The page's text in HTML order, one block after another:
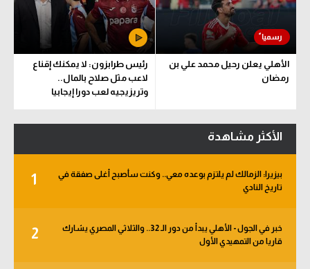
الأهلي يعلن رحيل محمد علي بن
رمضان
رئيس طرابزون: لا يمكنك إقناع
لاعب مثل صلاح بالمال..
وتريزيجيه لعب دورا إيجابيا
الأكثر مشاهدة
1
بيزيرا: الزمالك لم يلتزم بوعده معي.. وكنت سأصبح أغلى صفقة في
تاريخ النادي
2
خبر في الجول - الأهلي يبدأ من دور الـ 32.. والثلاثي المصري يشارك
قاريا من التمهيدي الأول